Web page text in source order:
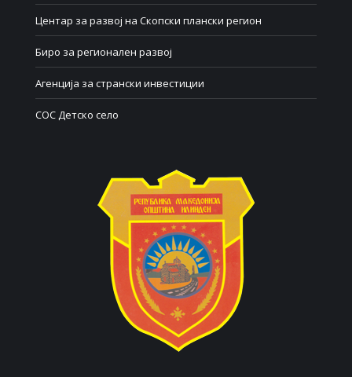
Центар за развој на Скопски плански регион
Биро за регионален развој
Агенција за странски инвестиции
СОС Детско село